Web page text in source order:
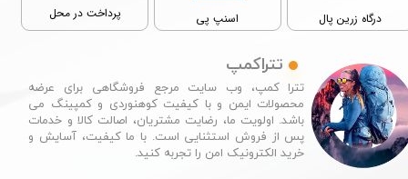
درگاه زرین پال اسنپ پی پرداخت در محل
تترا کمپ، وب سایت مرجع فروشگاهی برای عرضه
محصولات ایمن و با کیفیت کوهنوردی و کمپینگ می
باشد. اولویت ما، رضایت مشتریان، اصالت کالا و خدمات
پس از فروش استثنایی است. با ما کیفیت، آسایش و
خرید الکترونیک امن را تجربه کنید.​​​​​​​
تتراکمپ